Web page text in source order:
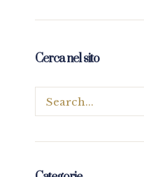
Cerca nel sito